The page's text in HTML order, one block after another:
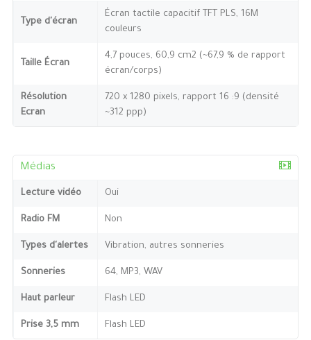
Type d'écran
Écran tactile capacitif TFT PLS, 16M
couleurs
Taille Écran
4,7 pouces, 60,9 cm2 (~67,9 % de rapport
écran/corps)
Résolution
Ecran
720 x 1280 pixels, rapport 16 :9 (densité
~312 ppp)
Médias
Lecture vidéo Oui
Radio FM Non
Types d'alertes Vibration, autres sonneries
Sonneries 64, MP3, WAV
Haut parleur Flash LED
Prise 3,5 mm Flash LED